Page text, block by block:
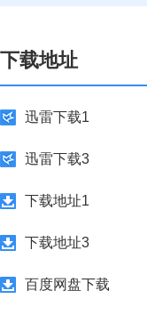
下载地址
迅雷下载1
迅雷下载3
下载地址1
下载地址3
百度网盘下载